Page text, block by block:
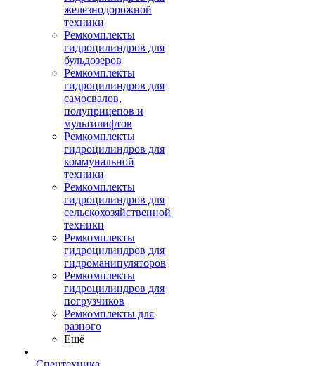
железнодорожной
техники
Ремкомплекты
гидроцилиндров для
бульдозеров
Ремкомплекты
гидроцилиндров для
самосвалов,
полуприцепов и
мультилифтов
Ремкомплекты
гидроцилиндров для
коммунальной
техники
Ремкомплекты
гидроцилиндров для
сельскохозяйственной
техники
Ремкомплекты
гидроцилиндров для
гидроманипуляторов
Ремкомплекты
гидроцилиндров для
погрузчиков
Ремкомплекты для
разного
Ещё